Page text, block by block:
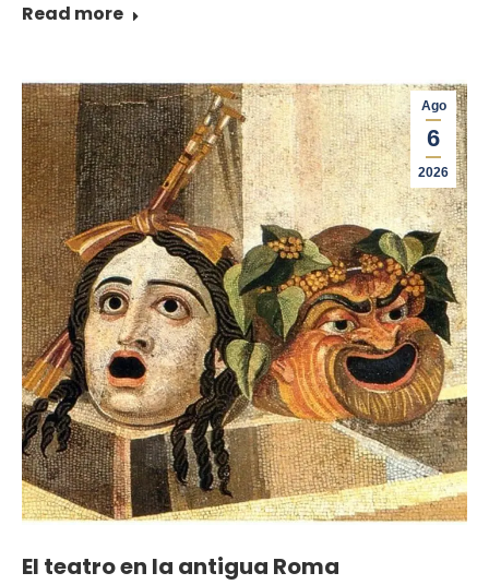
Read more
Ago
6
2026
El teatro en la antigua Roma